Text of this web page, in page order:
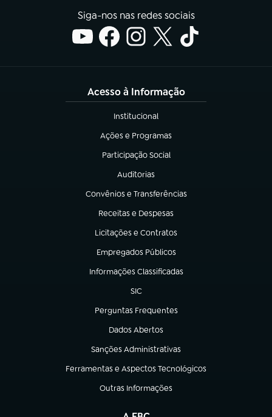
Siga-nos nas redes sociais
Acesso à Informação
Institucional
(abre em nova aba)
Ações e Programas
(abre em nova aba)
Participação Social
(abre em nova aba)
Auditorias
(abre em nova aba)
Convênios e Transferências
(abre em nova aba)
Receitas e Despesas
(abre em nova aba)
Licitações e Contratos
(abre em nova aba)
Empregados Públicos
(abre em nova aba)
Informações Classificadas
(abre em nova aba)
SIC
(abre em nova aba)
Perguntas Frequentes
(abre em nova aba)
Dados Abertos
(abre em nova aba)
Sanções Administrativas
(abre em nova aba)
Ferramentas e Aspectos Tecnológicos
(abre em nova aba)
Outras Informações
(abre em nova aba)